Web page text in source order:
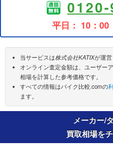
平日： 10：00
当サービスは株式会社KATIXが運営
オンライン査定金額は、ユーザー
相場を計算した参考価格です。
すべての情報はバイク比較.comの
ます。
メーカー/
買取相場を